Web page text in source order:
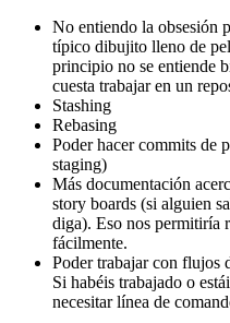
No entiendo la obsesión
típico dibujito lleno de
principio no se entiende
cuesta trabajar en un
Stashing
Rebasing
Poder hacer commits de
staging)
Más documentación
story boards (si alguien
diga). Eso nos permitiría
fácilmente.
Poder trabajar con flujos
Si habéis trabajado o
necesitar línea de